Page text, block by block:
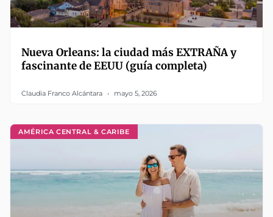
Nueva Orleans: la ciudad más EXTRAÑA y
fascinante de EEUU (guía completa)
Claudia Franco Alcántara mayo 5, 2026
AMÉRICA CENTRAL & CARIBE